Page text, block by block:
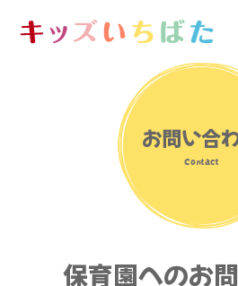
お問い合
Contact
保育園へのお